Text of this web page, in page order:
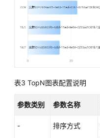
参
考
（阿
布
区
表3 TopN图表配置说明
参数类别 参数名称
- 排序方式